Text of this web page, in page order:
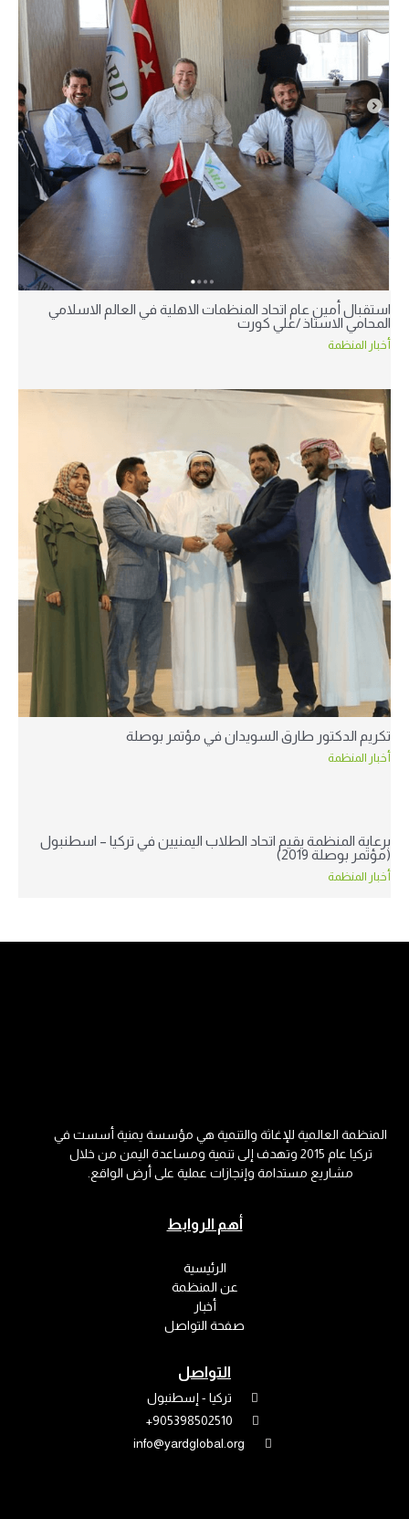
استقبال أمين عام اتحاد المنظمات الاهلية في العالم الاسلامي
المحامي الاستاذ /علي كورت
أخبار المنظمة
تكريم الدكتور طارق السويدان في مؤتمر بوصلة
أخبار المنظمة
برعاية المنظمة يقيم اتحاد الطلاب اليمنيين في تركيا – اسطنبول
(مؤتمر بوصلة 2019)
أخبار المنظمة
المنظمة العالمية للإغاثة والتنمية هي مؤسسة يمنية أسست في
تركيا عام 2015 وتهدف إلى تنمية ومساعدة اليمن من خلال
مشاريع مستدامة وإنجازات عملية على أرض الواقع.
أهم الروابط
الرئيسية
عن المنظمة
أخبار
صفحة التواصل
التواصل
تركيا - إسطنبول
905398502510+
info@yardglobal.org